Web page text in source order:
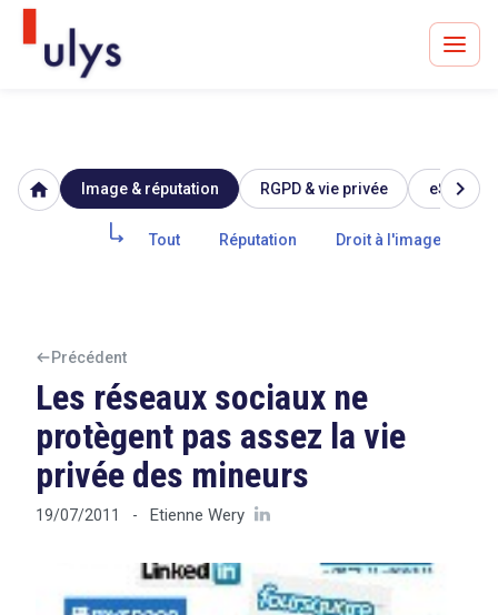
Avocats à Paris & Bruxelles
Leader en droit de l'innovation depuis 30 ans
Tout sur le RGPD
Tout sur le droit de l'innovation
home Image & réputation RGPD & vie privée eSanté
Tout Réputation Droit à l'image
chevron_right
Précédent
Les réseaux sociaux ne
protègent pas assez la vie
privée des mineurs
19/07/2011 - Etienne Wery